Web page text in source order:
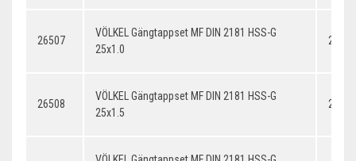
26507
VÖLKEL Gängtappset MF DIN 2181 HSS-G
25x1.0
26508
VÖLKEL Gängtappset MF DIN 2181 HSS-G
25x1.5